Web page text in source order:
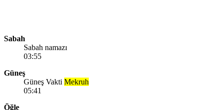
Sabah
Sabah namazı
03:55
Güneş
Güneş Vakti Mekruh
05:41
Öğle